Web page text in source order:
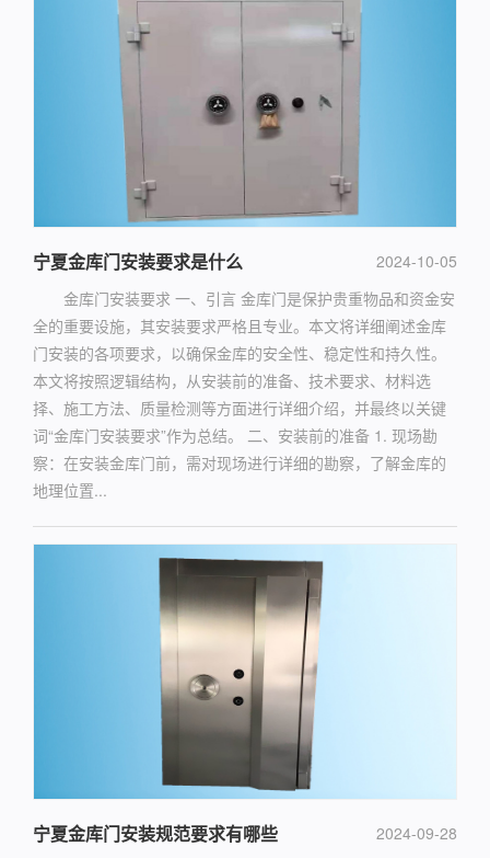
2024-10-05
宁夏金库门安装要求是什么
金库门安装要求 一、引言 金库门是保护贵重物品和资金安
全的重要设施，其安装要求严格且专业。本文将详细阐述金库
门安装的各项要求，以确保金库的安全性、稳定性和持久性。
本文将按照逻辑结构，从安装前的准备、技术要求、材料选
择、施工方法、质量检测等方面进行详细介绍，并最终以关键
词“金库门安装要求”作为总结。 二、安装前的准备 1. 现场勘
察：在安装金库门前，需对现场进行详细的勘察，了解金库的
地理位置...
2024-09-28
宁夏金库门安装规范要求有哪些